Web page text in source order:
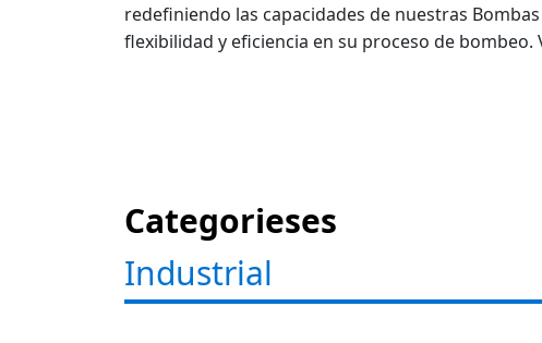
redefiniendo las capacidades de nuestras
flexibilidad y eficiencia en su proceso de
Categorieses
Industrial